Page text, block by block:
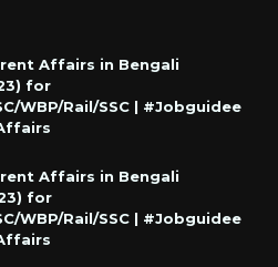
Affairs in Bengali
for
WBP/Rail/SSC | #Jobguidee
Affairs in Bengali
for
WBP/Rail/SSC | #Jobguidee